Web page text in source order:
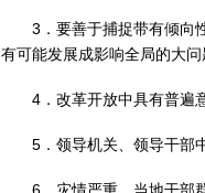
3．要善于捕捉带有倾向
有可能发展成影响全局的大
4．改革开放中具有普遍
5．领导机关、领导干部